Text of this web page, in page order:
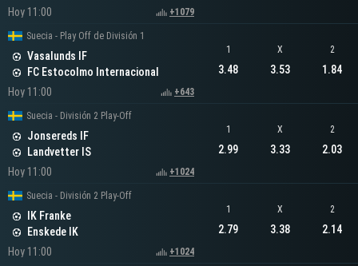
Hoy 11:00
+1079
Suecia - Play Off de División 1
Vasalunds IF
FC Estocolmo Internacional
Hoy 11:00
+643
1
3.48
X
3.53
2
1.84
Suecia - División 2 Play-Off
Jonsereds IF
Landvetter IS
Hoy 11:00
+1024
1
2.99
X
3.33
2
2.03
Suecia - División 2 Play-Off
IK Franke
Enskede IK
Hoy 11:00
+1024
1
2.79
X
3.38
2
2.14